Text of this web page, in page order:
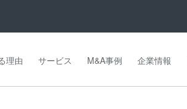
理由 サービス M&A事例 企業情報